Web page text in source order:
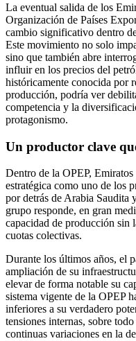
La eventual salida de los
Organización de Países
cambio significativo dentro
Este movimiento no solo
sino que también abre
influir en los precios del
históricamente conocida por
producción, podría ver
competencia y la
protagonismo.
Un productor clave
Dentro de la OPEP,
estratégica como uno de los
por detrás de Arabia Saudita
grupo responde, en gran
capacidad de producción sin
cuotas colectivas.
Durante los últimos años, el
ampliación de su
elevar de forma notable su
sistema vigente de la OPEP
inferiores a su verdadero
tensiones internas, sobre
continuas variaciones en la